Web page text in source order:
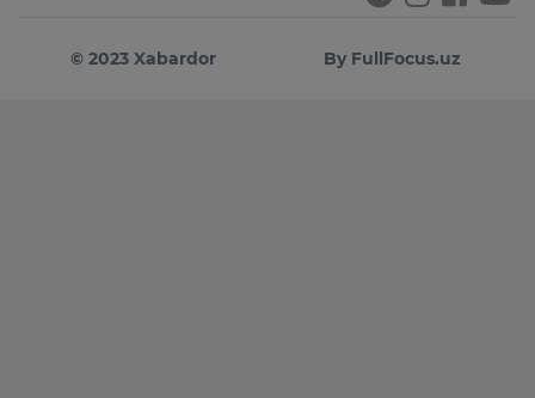
© 2023 Xabardor By FullFocus.uz